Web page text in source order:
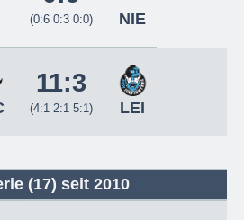
(0:6 0:3 0:0) NIE
11:3
(4:1 2:1 5:1) LEI
(17) seit 2010